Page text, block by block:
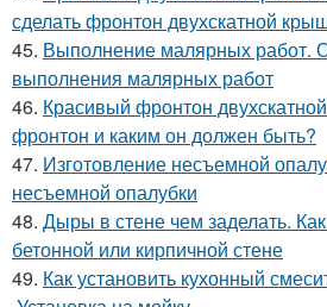
сделать фронтон двухскатной
45. Выполнение малярных работ.
выполнения малярных работ
46. Красивый фронтон
фронтон и каким он должен быть?
47. Изготовление несъемной
несъемной опалубки
48. Дыры в стене чем заделать.
бетонной или кирпичной стене
49. Как установить кухонный